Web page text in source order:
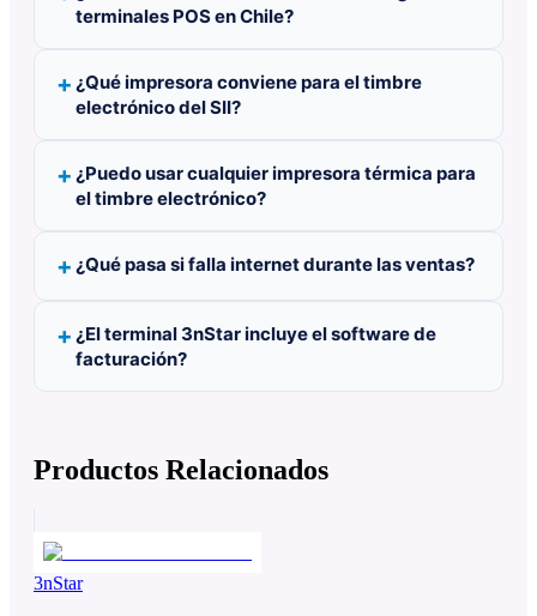
terminales POS en Chile?
¿Qué impresora conviene para el timbre
electrónico del SII?
¿Puedo usar cualquier impresora térmica para
el timbre electrónico?
¿Qué pasa si falla internet durante las ventas?
¿El terminal 3nStar incluye el software de
facturación?
Productos Relacionados
3nStar